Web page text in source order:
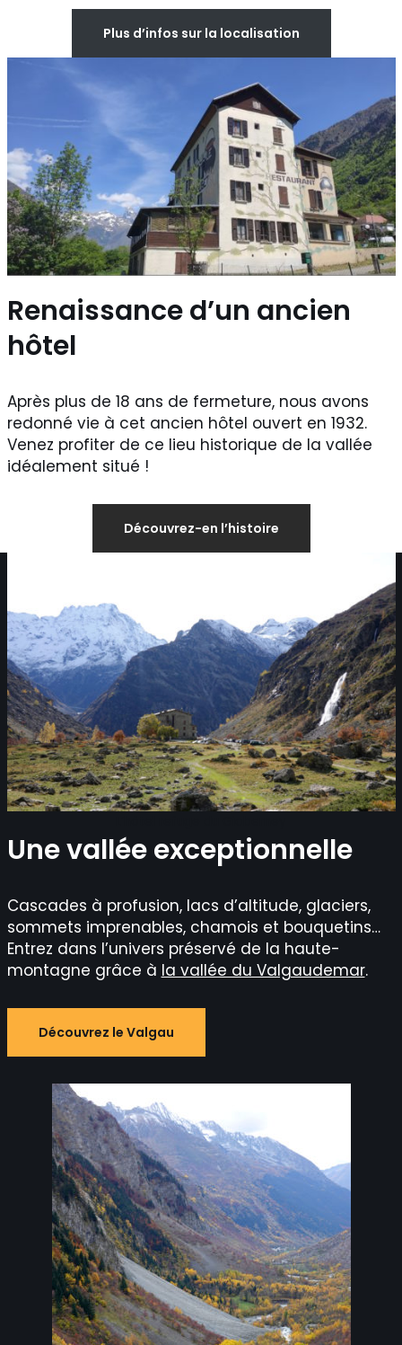
Plus d’infos sur la localisation
Renaissance d’un ancien
hôtel
Après plus de 18 ans de fermeture, nous avons
redonné vie à cet ancien hôtel ouvert en 1932.
Venez profiter de ce lieu historique de la vallée
idéalement situé !
Découvrez-en l’histoire
Une vallée exceptionnelle
Cascades à profusion, lacs d’altitude, glaciers,
sommets imprenables, chamois et bouquetins…
Entrez dans l’univers préservé de la haute-
montagne grâce à la vallée du Valgaudemar.
Découvrez le Valgau